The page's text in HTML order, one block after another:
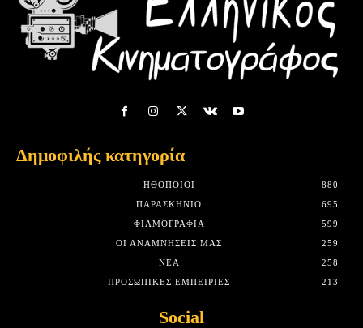
Δημοφιλής κατηγορία
HΘΟΠΟΙΟΊ
880
ΠΑΡΑΣΚΉΝΙΟ
695
ΦΙΛΜΟΓΡΑΦΊΑ
599
ΟΙ ΑΝΑΜΝΉΣΕΙΣ ΜΑΣ
259
ΝΈΑ
258
ΠΡΟΣΩΠΙΚΈΣ ΕΜΠΕΙΡΊΕΣ
213
Social